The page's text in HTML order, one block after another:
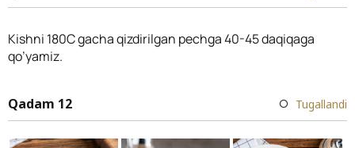
Kishni 180C gacha qizdirilgan pechga 40-45 daqiqaga
qo’yamiz.
Qadam 12 Tugallandi